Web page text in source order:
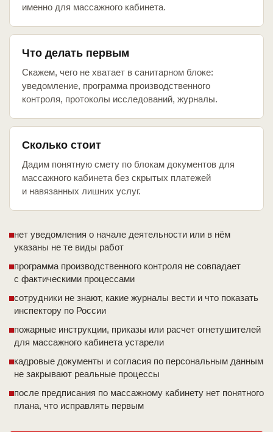
именно для массажного кабинета.
Что делать первым
Скажем, чего не хватает в санитарном блоке:
уведомление, программа производственного
контроля, протоколы исследований, журналы.
Сколько стоит
Дадим понятную смету по блокам документов для
массажного кабинета без скрытых платежей
и навязанных лишних услуг.
нет уведомления о начале деятельности или в нём
указаны не те виды работ
программа производственного контроля не совпадает
с фактическими процессами
сотрудники не знают, какие журналы вести и что показать
инспектору по России
пожарные инструкции, приказы или расчет огнетушителей
для массажного кабинета устарели
кадровые документы и согласия по персональным данным
не закрывают реальные процессы
после предписания по массажному кабинету нет понятного
плана, что исправлять первым